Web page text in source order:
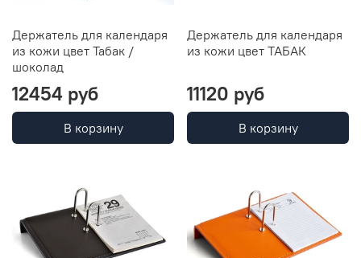
Держатель для календаря
из кожи цвет Табак /
шоколад
12454 руб
В корзину
Держатель для календаря
из кожи цвет ТАБАК
11120 руб
В корзину